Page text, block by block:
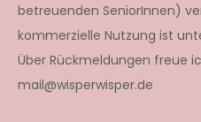
betreuenden SeniorInnen)
kommerzielle Nutzung ist
Über Rückmeldungen freue
mail@wisperwisper.de